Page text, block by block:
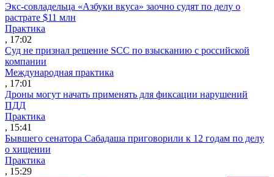
Экс-совладельца «Азбуки вкуса» заочно судят по делу о
растрате $11 млн
Практика
, 17:02
Суд не признал решение SCC по взысканию с российской
компании
Международная практика
, 17:01
Дроны могут начать применять для фиксации нарушений
ПДД
Практика
, 15:41
Бывшего сенатора Сабадаша приговорили к 12 годам по делу
о хищении
Практика
, 15:29